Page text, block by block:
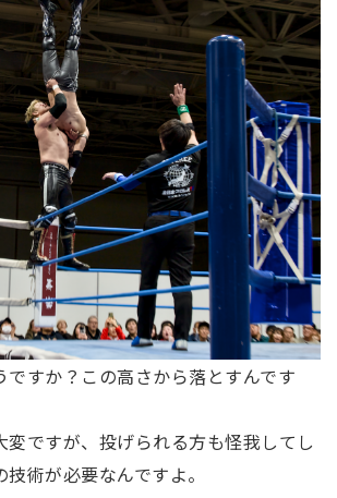
ですか？この高さから落とすんです
変ですが、投げられる方も怪我してし
術が必要なんですよ。